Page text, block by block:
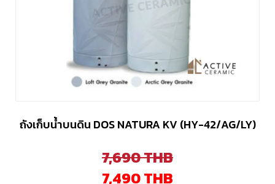
ถังเก็บน้ำบนดิน DOS NATURA KV (HY-42/AG/LY)
7,690THB
7,490THB